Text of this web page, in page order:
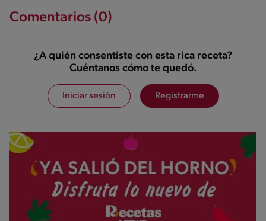
Comentarios (0)
¿A quién consentiste con esta rica receta?
Cuéntanos cómo te quedó.
Iniciar sesión Registrarme